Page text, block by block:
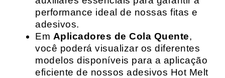
performance ideal de nossas fitas e
adesivos.
Em Aplicadores de Cola Quente,
você poderá visualizar os diferentes
modelos disponíveis para a aplicação
eficiente de nossos adesivos Hot Melt